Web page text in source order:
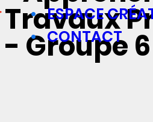
ESPACE
CONTACT
Travaux
- Groupe 6